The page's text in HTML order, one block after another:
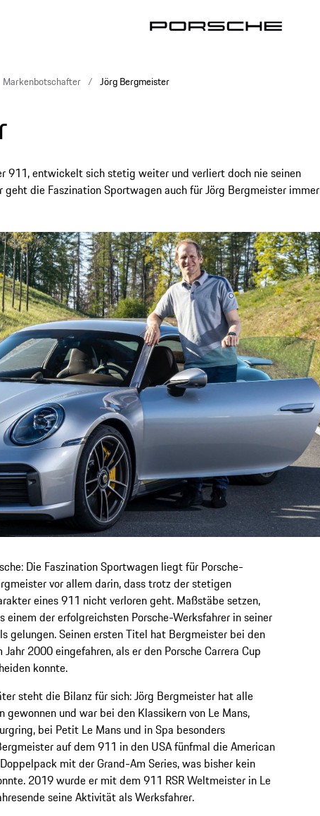
Markenbotschafter Jörg Bergmeister
911, entwickelt sich stetig weiter und verliert doch nie seinen
die Faszination Sportwagen auch für Jörg Bergmeister immer
Die Faszination Sportwagen liegt für Porsche-
vor allem darin, dass trotz der stetigen
eines 911 nicht verloren geht. Maßstäbe setzen,
einem der erfolgreichsten Porsche-Werksfahrer in seiner
gelungen. Seinen ersten Titel hat Bergmeister bei den
2000 eingefahren, als er den Porsche Carrera Cup
konnte.
steht die Bilanz für sich: Jörg Bergmeister hat alle
gewonnen und war bei den Klassikern von Le Mans,
bei Petit Le Mans und in Spa besonders
auf dem 911 in den USA fünfmal die American
mit der Grand-Am Series, was bisher kein
2019 wurde er mit dem 911 RSR Weltmeister in Le
seine Aktivität als Werksfahrer.